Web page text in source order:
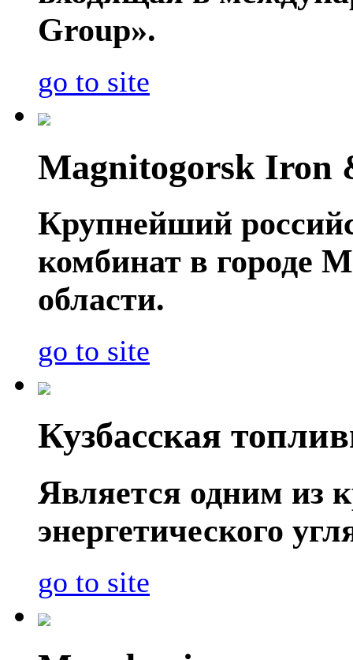
Group».
go to site
Magnitogorsk Iron
Крупнейший
комбинат в городе
области.
go to site
Кузбасская
Является одним из
энергетического
go to site